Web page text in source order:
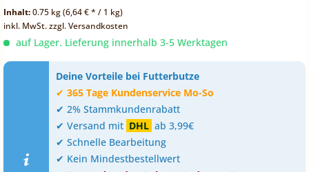
Inhalt:0.75 kg (6,64 € * / 1 kg)
inkl. MwSt.zzgl. Versandkosten
auf Lager. Lieferung innerhalb 3-5 Werktagen
Deine Vorteile bei Futterbutze
✔ 365 Tage Kundenservice Mo-So
✔ 2% Stammkundenrabatt
✔ Versand mit DHL ab 3,99€
✔ Schnelle Bearbeitung
✔ Kein Mindestbestellwert